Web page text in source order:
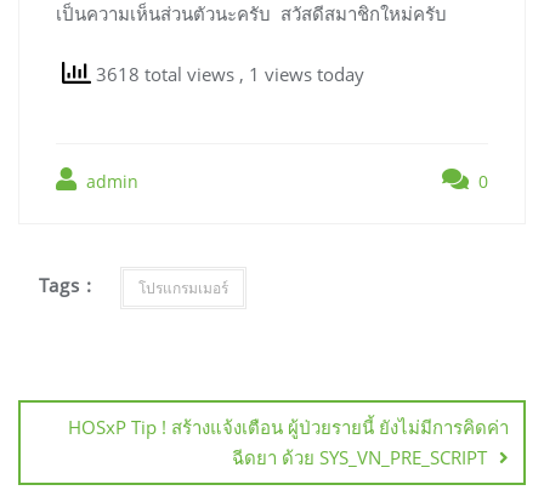
เป็นความเห็นส่วนตัวนะครับ สวัสดีสมาชิกใหม่ครับ
3618 total views , 1 views today
admin 0
Tags : โปรแกรมเมอร์
เรื่องHOSxP Tip ! สร้างแจ้งเตือน ผู้ป่วยรายนี้ ยังไม่มีการคิดค่า
ฉีดยา ด้วย SYS_VN_PRE_SCRIPT